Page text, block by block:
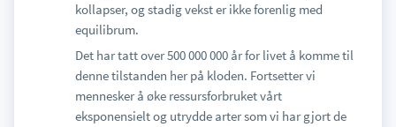
kollapser, og stadig vekst er ikke forenlig med
equilibrum.
Det har tatt over 500 000 000 år for livet å komme til
denne tilstanden her på kloden. Fortsetter vi
mennesker å øke ressursforbruket vårt
eksponensielt og utrydde arter som vi har gjort de